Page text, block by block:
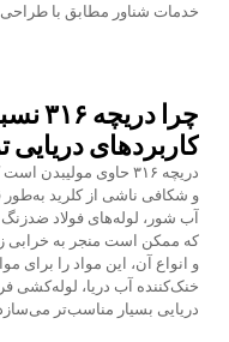
خدمات شناور مطابق با طراحی
کاربردهای
دریچه ۳۱۶ حاوی
و شکافی ناشی از کلرید
و انواع آن، این مواد را برای
خنک‌کننده آب دریا، لوله‌کشی
دریایی بسیار مناسب‌تر